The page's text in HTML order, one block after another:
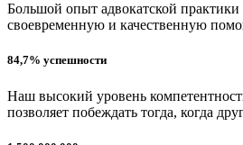
Большой опыт адвокатской практики
своевременную и качественную
84,7% успешности
Наш высокий уровень
позволяет побеждать тогда, когда